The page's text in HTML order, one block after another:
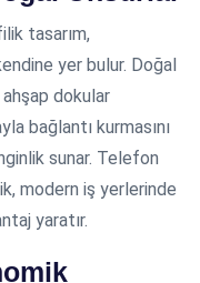
tasarım,
yer bulur. Doğal
dokular
bağlantı kurmasını
sunar. Telefon
modern iş yerlerinde
yaratır.